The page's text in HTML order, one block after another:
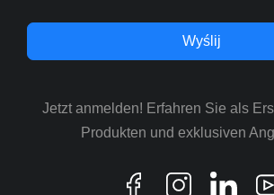
Wyślij
Jetzt anmelden! Erfahren Sie als
Produkten und exklusiven